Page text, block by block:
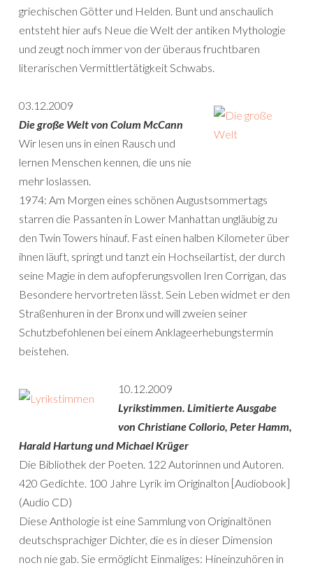
griechischen Götter und Helden. Bunt und anschaulich
entsteht hier aufs Neue die Welt der antiken Mythologie
und zeugt noch immer von der überaus fruchtbaren
literarischen Vermittlertätigkeit Schwabs.
03.12.2009
Die große Welt von Colum McCann
Wir lesen uns in einen Rausch und
lernen Menschen kennen, die uns nie
mehr loslassen.
1974: Am Morgen eines schönen Augustsommertags
starren die Passanten in Lower Manhattan ungläubig zu
den Twin Towers hinauf. Fast einen halben Kilometer über
ihnen läuft, springt und tanzt ein Hochseilartist, der durch
seine Magie in dem aufopferungsvollen Iren Corrigan, das
Besondere hervortreten lässt. Sein Leben widmet er den
Straßenhuren in der Bronx und will zweien seiner
Schutzbefohlenen bei einem Anklageerhebungstermin
beistehen.
10.12.2009
Lyrikstimmen. Limitierte Ausgabe
von Christiane Collorio, Peter Hamm,
Harald Hartung und Michael Krüger
Die Bibliothek der Poeten. 122 Autorinnen und Autoren.
420 Gedichte. 100 Jahre Lyrik im Originalton [Audiobook]
(Audio CD)
Diese Anthologie ist eine Sammlung von Originaltönen
deutschsprachiger Dichter, die es in dieser Dimension
noch nie gab. Sie ermöglicht Einmaliges: Hineinzuhören in